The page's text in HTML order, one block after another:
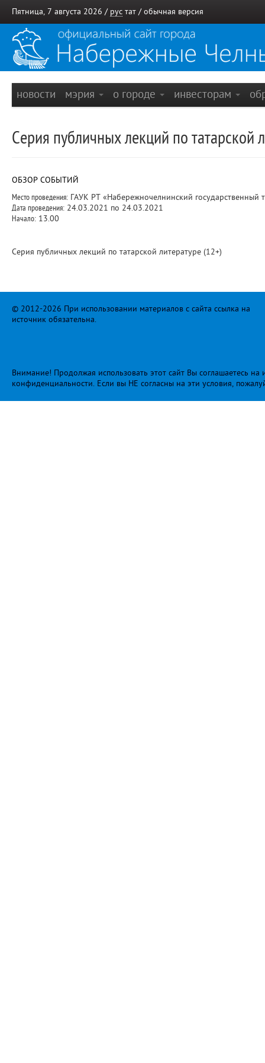
Пятница, 7 августа 2026 / рус тат / обычная версия
новости мэрия о городе инвесторам
Серия публичных лекций по татарской
ОБЗОР СОБЫТИЙ
Место проведения: ГАУК РТ «Набережночелнинский государственный
Дата проведения: 24.03.2021 по 24.03.2021
Начало: 13.00
Серия публичных лекций по татарской литературе (12+)
© 2012-2026 При использовании материалов с сайта ссылка на
источник обязательна.
Внимание! Продолжая использовать этот сайт Вы соглашаетесь
конфиденциальности. Если вы НЕ согласны на эти условия,